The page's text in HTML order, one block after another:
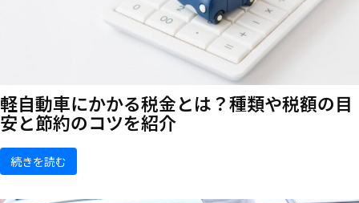
軽自動車にかかる税金とは？種類や税額の目
安と節約のコツを紹介
続きを読む